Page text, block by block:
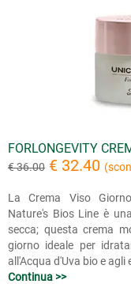
FORLONGEVITY
€ 36.00 € 32.40
La Crema Viso
Nature's Bios Line è
secca; questa crema
giorno ideale per
all'Acqua d'Uva bio e agli
Continua >>